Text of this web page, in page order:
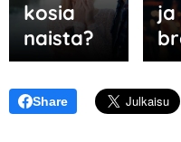
kosia
naista?
ja
Share